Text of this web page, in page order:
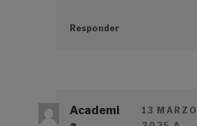
Responder
Academi
13 MARZO